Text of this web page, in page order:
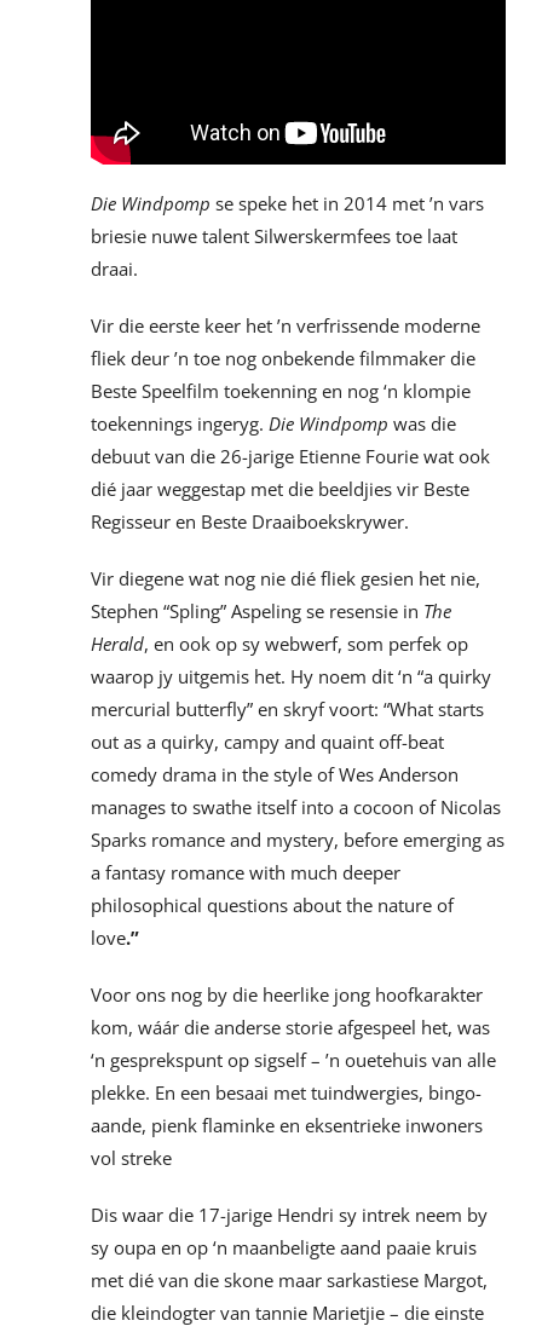
Die Windpomp se speke het in 2014 met ’n vars
briesie nuwe talent Silwerskermfees toe laat
draai.
Vir die eerste keer het ’n verfrissende moderne
fliek deur ’n toe nog onbekende filmmaker die
Beste Speelfilm toekenning en nog ‘n klompie
toekennings ingeryg. Die Windpomp was die
debuut van die 26-jarige Etienne Fourie wat ook
dié jaar weggestap met die beeldjies vir Beste
Regisseur en Beste Draaiboekskrywer.
Vir diegene wat nog nie dié fliek gesien het nie,
Stephen “Spling” Aspeling se resensie in The
Herald, en ook op sy webwerf, som perfek op
waarop jy uitgemis het. Hy noem dit ‘n “a quirky
mercurial butterfly” en skryf voort: “What starts
out as a quirky, campy and quaint off-beat
comedy drama in the style of Wes Anderson
manages to swathe itself into a cocoon of Nicolas
Sparks romance and mystery, before emerging as
a fantasy romance with much deeper
philosophical questions about the nature of
love.”
Voor ons nog by die heerlike jong hoofkarakter
kom, wáár die anderse storie afgespeel het, was
‘n gesprekspunt op sigself – ’n ouetehuis van alle
plekke. En een besaai met tuindwergies, bingo-
aande, pienk flaminke en eksentrieke inwoners
vol streke
Dis waar die 17-jarige Hendri sy intrek neem by
sy oupa en op ‘n maanbeligte aand paaie kruis
met dié van die skone maar sarkastiese Margot,
die kleindogter van tannie Marietjie – die einste